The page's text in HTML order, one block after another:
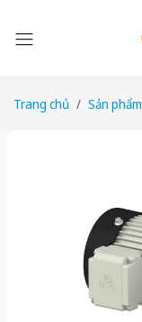
Trang chủ Sản phẩm